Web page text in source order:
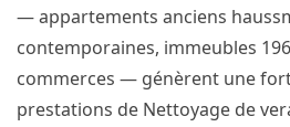
— appartements anciens
contemporaines, immeubles
commerces — génèrent une
prestations de Nettoyage de